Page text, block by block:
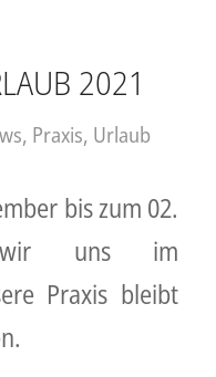
2021
, Praxis, Urlaub
bis zum 02.
wir uns im
Praxis bleibt